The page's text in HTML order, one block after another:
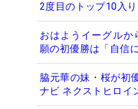
2度目のトップ10入
おはようイーグル
願の初優勝は「自信
脇元華の妹・桜が初
ナビ ネクストヒロイ